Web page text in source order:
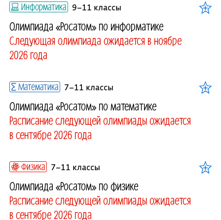
Информатика 9–11 классы
Олимпиада «Росатом» по информатике
Следующая олимпиада ожидается в ноябре
2026 года
Математика 7–11 классы
Олимпиада «Росатом» по математике
Расписание следующей олимпиады ожидается
в сентябре 2026 года
Физика 7–11 классы
Олимпиада «Росатом» по физике
Расписание следующей олимпиады ожидается
в сентябре 2026 года